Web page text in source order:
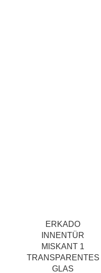
ERKADO
INNENTÜR
MISKANT 1
TRANSPARENTES
GLAS